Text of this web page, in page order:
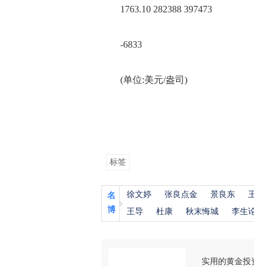
1763.10 282388 397473
-6833
(单位:美元/盎司)
标签
名
博
徐文婷 张良点金 景良东
王导
杜康 秋末悔城 李生
实用的黄金投